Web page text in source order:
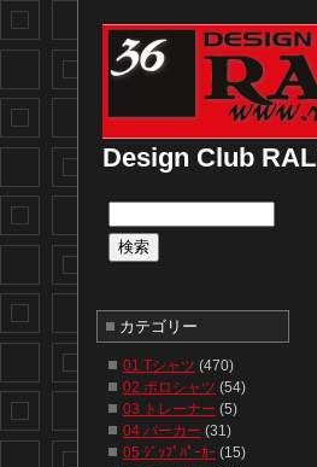
Design Club
カテゴリー
01 Tシャツ (470)
02 ポロシャツ (54)
03 トレーナー (5)
04 パーカー (31)
05 ｼﾞｯﾌﾟﾊﾟｰｶｰ (15)